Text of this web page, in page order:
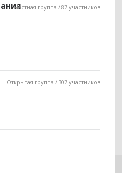
Частная группа / 87 участников
Открытая группа / 307 участников